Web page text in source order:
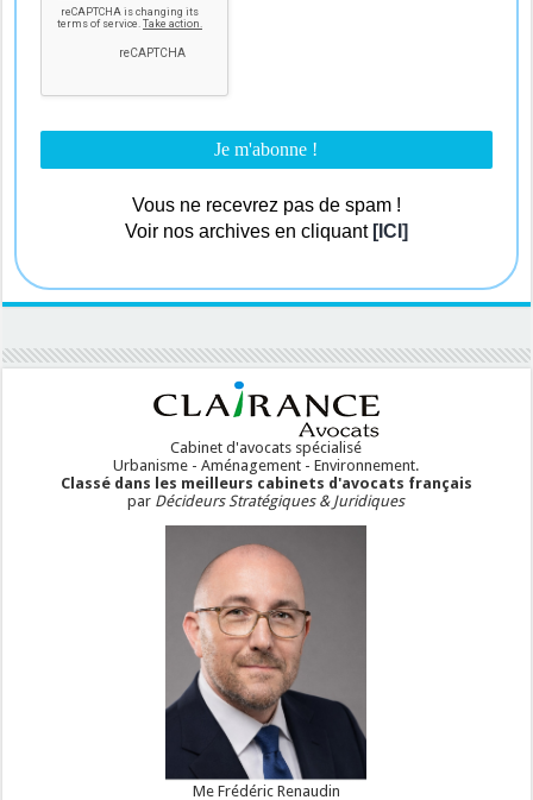
Vous ne recevrez pas de spam !
Voir nos archives en cliquant [ICI]
Cabinet d'avocats spécialisé
Urbanisme - Aménagement - Environnement.
Classé dans les meilleurs cabinets d'avocats français
par Décideurs Stratégiques & Juridiques
Me Frédéric Renaudin